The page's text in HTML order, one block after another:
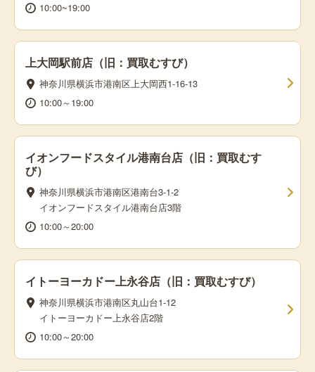
10:00~19:00
上大岡駅前店（旧：買取むすび）
神奈川県横浜市港南区上大岡西1-16-13
10:00～19:00
イオンフードスタイル港南台店（旧：買取むす
び）
神奈川県横浜市港南区港南台3-1-2
イオンフードスタイル港南台店3階
10:00～20:00
イトーヨーカドー上永谷店（旧：買取むすび）
神奈川県横浜市港南区丸山台1-12
イトーヨーカドー上永谷店2階
10:00～20:00